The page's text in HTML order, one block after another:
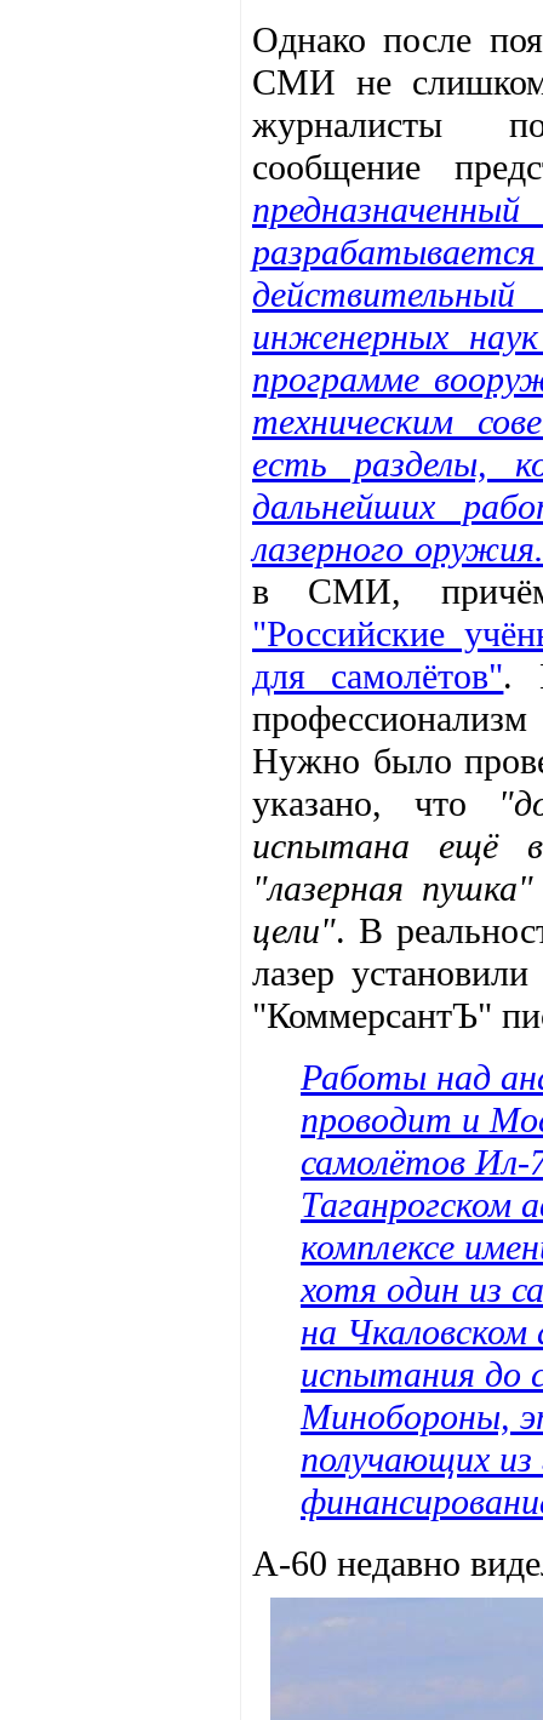
Однако после
СМИ не слишком
журналисты
сообщение
инженерных
программе
техническим
есть разделы,
дальнейших
лазерного
в СМИ, причём
"Российские
для самолётов".
Нужно было
указано, что
испытана ещё
"лазерная
цели". В
лазер
"КоммерсантЪ"
Работы над
проводит и
самолётов
Таганрогском
комплексе
хотя один из
на
испытания до
Минобороны,
получающих
А-60 недавно